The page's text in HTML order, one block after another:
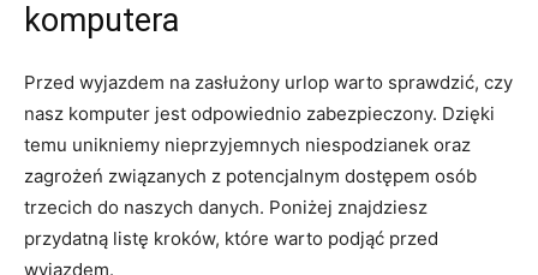
komputera
Przed wyjazdem na zasłużony urlop warto sprawdzić, czy​
nasz komputer jest odpowiednio⁤ zabezpieczony. Dzięki
temu unikniemy‌ nieprzyjemnych⁢ niespodzianek oraz
zagrożeń związanych z potencjalnym dostępem osób
trzecich do naszych danych. Poniżej znajdziesz
przydatną listę kroków, które warto podjąć ‌przed
wyjazdem.